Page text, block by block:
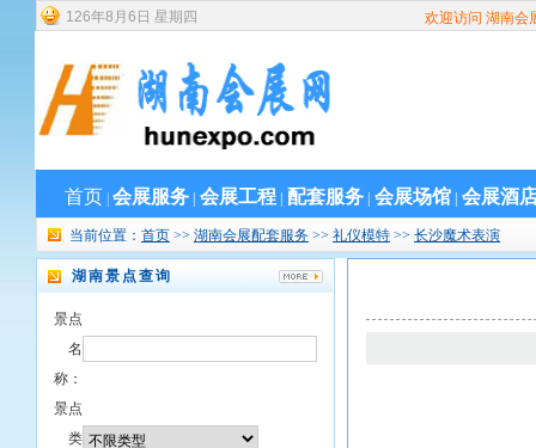
126年8 月 6 日 星期四 欢迎访问 湖南会
首页 会展服务 会展工程 配套服务 会展场馆 会展酒
当前位置： 首页 >> 湖南会展配套服务 >> 礼仪模特 >> 长沙魔术表演
湖南景点查询
景点
名
称：
景点
类